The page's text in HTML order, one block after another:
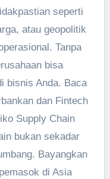
seperti
atau geopolitik
Tanpa
bisa
bisnis Anda. Baca
dan Fintech
Supply Chain
bukan sekadar
Bayangkan
di Asia